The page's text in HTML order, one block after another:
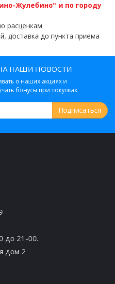
Жулебино" и по городу
расценкам
доставка до пункта приёма
НАШИ НОВОСТИ
о наших акциях и
бонусы при покупках.
до 21-00.
дом 2